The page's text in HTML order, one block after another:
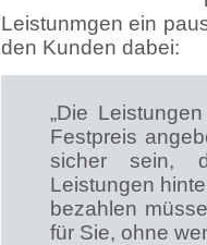
Leistunmgen ein
den Kunden dabei:
„Die
Festpreis
sicher sein,
Leistungen
bezahlen
für Sie, ohne